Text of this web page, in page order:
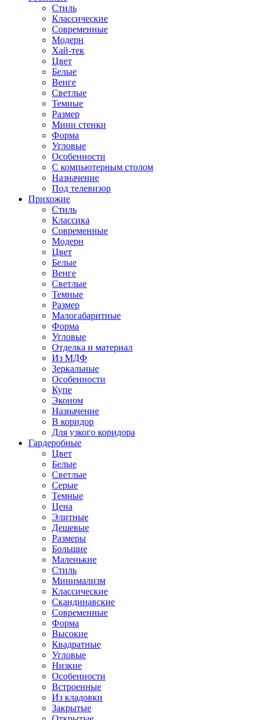
Стиль
Классические
Современные
Модерн
Хай-тек
Цвет
Белые
Венге
Светлые
Темные
Размер
Мини стенки
Форма
Угловые
Особенности
С компьютерным столом
Назначение
Под телевизор
Прихожие
Стиль
Классика
Современные
Модерн
Цвет
Белые
Венге
Светлые
Темные
Размер
Малогабаритные
Форма
Угловые
Отделка и материал
Из МДФ
Зеркальные
Особенности
Купе
Эконом
Назначение
В коридор
Для узкого коридора
Гардеробные
Цвет
Белые
Светлые
Серые
Темные
Цена
Элитные
Дешевые
Размеры
Большие
Маленькие
Стиль
Минимализм
Классические
Скандинавские
Современные
Форма
Высокие
Квадратные
Угловые
Низкие
Особенности
Встроенные
Из кладовки
Закрытые